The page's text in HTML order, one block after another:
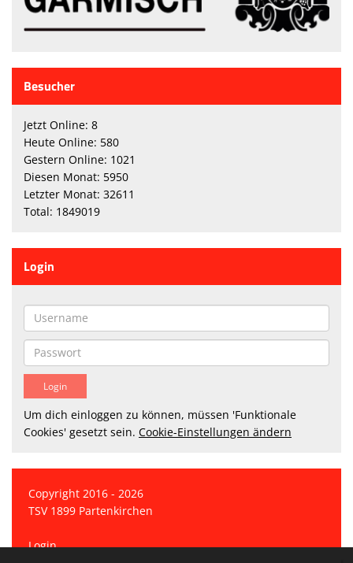
Besucher
Jetzt Online: 8
Heute Online: 580
Gestern Online: 1021
Diesen Monat: 5950
Letzter Monat: 32611
Total: 1849019
Login
Um dich einloggen zu können, müssen 'Funktionale
Cookies' gesetzt sein. Cookie-Einstellungen ändern
Copyright 2016 - 2026
TSV 1899 Partenkirchen
Login